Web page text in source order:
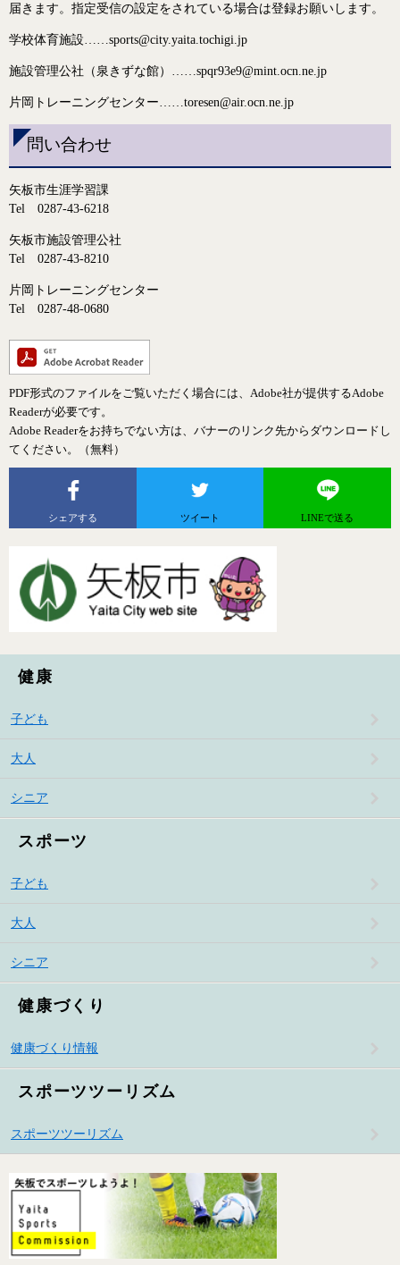
届きます。指定受信の設定をされている場合は登録お願いします。
学校体育施設…… sports@city.yaita.tochigi.jp
施設管理公社（泉きずな館）…… spqr93e9@mint.ocn.ne.jp
片岡 トレーニングセンター toresen@air.ocn.ne.jp
問い合わせ
矢板市生涯学習課
Tel 0287-43-6218
矢板市施設管理公社
Tel 0287-43-8210
片岡トレーニングセンター
Tel 0287-48-0680
PDF形式のファイルをご覧いただく場合には、Adobe社が提供するAdobe
Readerが必要です。
Adobe Readerをお持ちでない方は、バナーのリンク先からダウンロードし
てください。（無料）
シェアする ツイート LINEで送る
健康
子ども
大人
シニア
スポーツ
子ども
大人
シニア
健康づくり
健康づくり情報
スポーツツーリズム
スポーツツーリズム